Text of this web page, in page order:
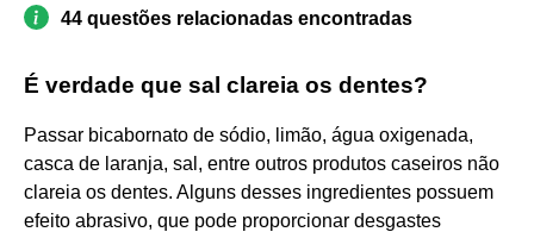
44 questões relacionadas encontradas
É verdade que sal clareia os dentes?
Passar bicabornato de sódio, limão, água oxigenada,
casca de laranja, sal, entre outros produtos caseiros não
clareia os dentes. Alguns desses ingredientes possuem
efeito abrasivo, que pode proporcionar desgastes